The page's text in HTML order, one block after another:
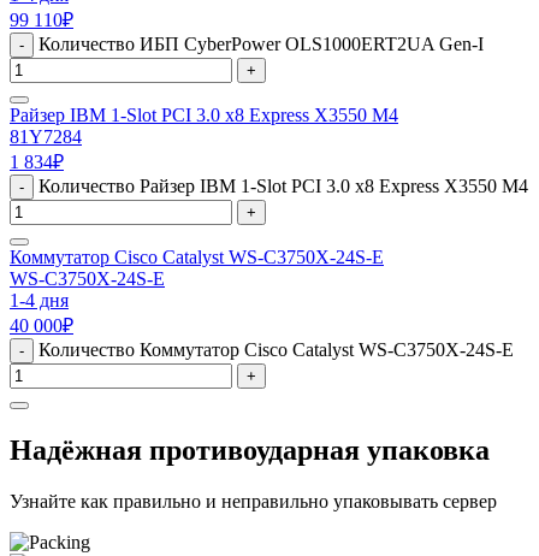
99 110₽
- Количество ИБП CyberPower OLS1000ERT2UA Gen-I
+
Райзер IBM 1-Slot PCI 3.0 x8 Express X3550 M4
81Y7284
1 834₽
- Количество Райзер IBM 1-Slot PCI 3.0 x8 Express X3550 M4
+
Коммутатор Cisco Catalyst WS-C3750X-24S-E
WS-C3750X-24S-E
1-4 дня
40 000₽
- Количество Коммутатор Cisco Catalyst WS-C3750X-24S-E
+
Надёжная противоударная упаковка
Узнайте как правильно и неправильно упаковывать сервер